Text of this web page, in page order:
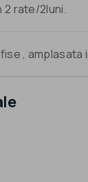
2 rate/2luni.
,